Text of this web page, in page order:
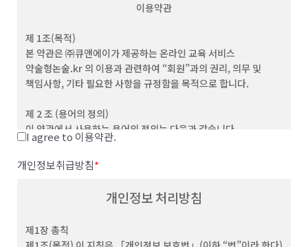
이용약관
제 1조(목적)
본 약관은 ㈜큐앤에이가 제공하는 온라인 교육 서비스
약술형논술.kr 의 이용과 관련하여 “회원”과의 권리, 의무 및
책임사항, 기타 필요한 사항을 규정함을 목적으로 합니다.
제 2 조 (용어의 정의)
이 약관에서 사용하는 용어의 정의는 다음과 같습니다.
(1) "서비스”라 함은 이용자가 이용할 수 있는 웹사이트 관련 제반
서비스를 의미합니다
(2) “이용자”라 함은 회사의 웹사이트에 접속하여 본 약관에 따라
회사가 제공하는 콘텐츠 및 제반 서비스를 이용하는 회원 및
단체를 말합니다.
I agree to 이용약관.
개인정보취급방침*
개인정보 처리방침
제1장 총칙